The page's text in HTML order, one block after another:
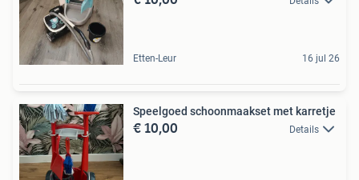
Etten-Leur 16 jul 26
Speelgoed schoonmaakset met karretje
€ 10,00 Details